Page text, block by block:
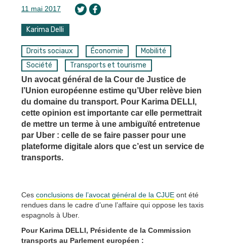
11 mai 2017
Karima Delli
Droits sociaux Économie
Mobilité
Société
Transports et tourisme
Un avocat général de la Cour de Justice de
l’Union européenne estime qu’Uber relève bien
du domaine du transport. Pour Karima DELLI,
cette opinion est importante car elle permettrait
de mettre un terme à une ambiguïté entretenue
par Uber : celle de se faire passer pour une
plateforme digitale alors que c’est un service de
transports.
Ces conclusions de l’avocat général de la CJUE ont été
rendues dans le cadre d’une l’affaire qui oppose les taxis
espagnols à Uber.
Pour Karima DELLI, Présidente de la Commission
transports au Parlement européen :